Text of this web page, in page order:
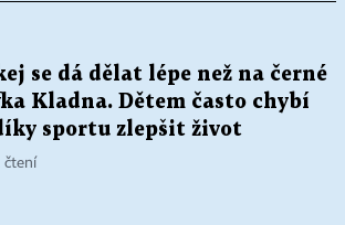
se dá dělat lépe než na černé
Kladna. Dětem často chybí
sportu zlepšit život
čtení